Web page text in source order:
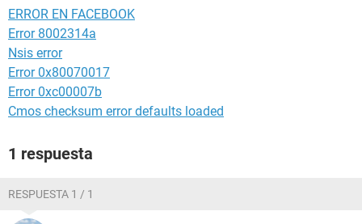
ERROR EN FACEBOOK
Error 8002314a
Nsis error
Error 0x80070017
Error 0xc00007b
Cmos checksum error defaults loaded
1 respuesta
RESPUESTA 1 / 1